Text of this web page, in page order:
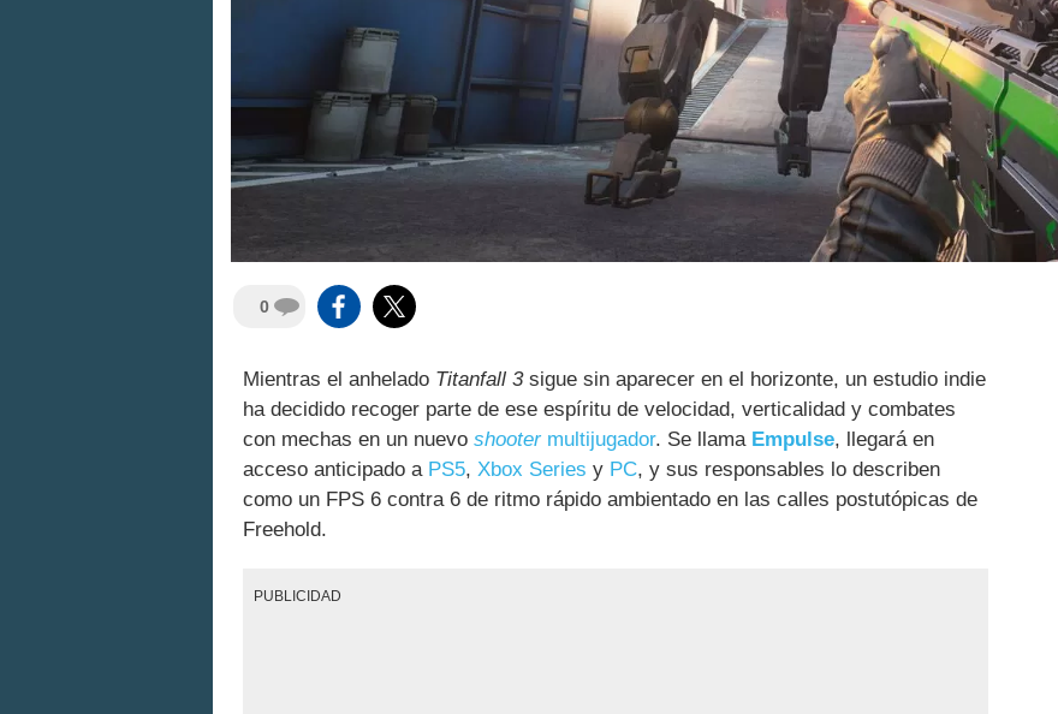
0
Mientras el anhelado Titanfall 3sigue sin aparecer en el horizonte, un estudio indie
ha decidido recoger parte de ese espíritu de velocidad, verticalidad y combates
con mechas en un nuevo shootermultijugador. Se llama Empulse, llegará en
acceso anticipado a PS5, Xbox Series y PC, y sus responsables lo describen
como un FPS 6 contra 6 de ritmo rápido ambientado en las calles postutópicas de
Freehold.
PUBLICIDAD